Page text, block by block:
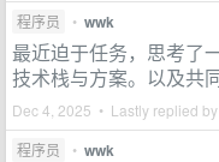
程序员 • wwk
最近迫于任务，思考了
技术栈与方案。以及共
Dec 4, 2025 • Lastly replied by
程序员 • wwk